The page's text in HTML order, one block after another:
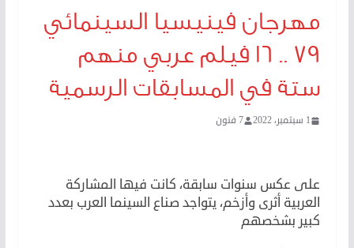
مهرجان فينيسيا السينمائي
٧٩ .. ١٦ فيلم عربي منهم
ستة في المسابقات الرسمية
1 سبتمبر، 2022 7 فنون
على عكس سنوات سابقة، كانت فيها المشاركة
العربية أثرى وأزخم، يتواجد صناع السينما العرب بعدد
كبير بشخصهم